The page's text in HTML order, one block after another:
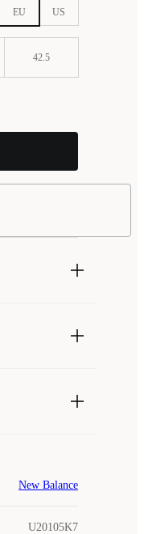
EU US
42.5
New Balance
U20105K7